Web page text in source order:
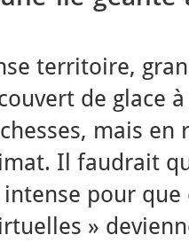
territoire,
de glace
mais
Il faudrait
pour que
»